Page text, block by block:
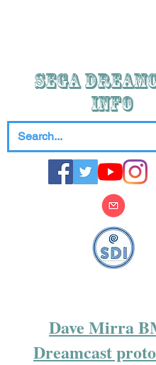
SEGA
iNFO
Dave Mirra
Dreamcast